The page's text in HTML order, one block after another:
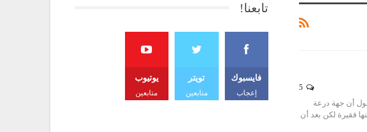
أن جهة درعة
فقيرة لكن بعد أن
تابعنا!
فايسبوك
إعجاب
تويتر
متابعين
يوتيوب
متابعين